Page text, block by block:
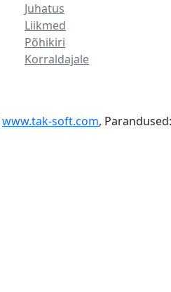
Juhatus
Liikmed
Põhikiri
Korraldajale
www.tak-soft.com,